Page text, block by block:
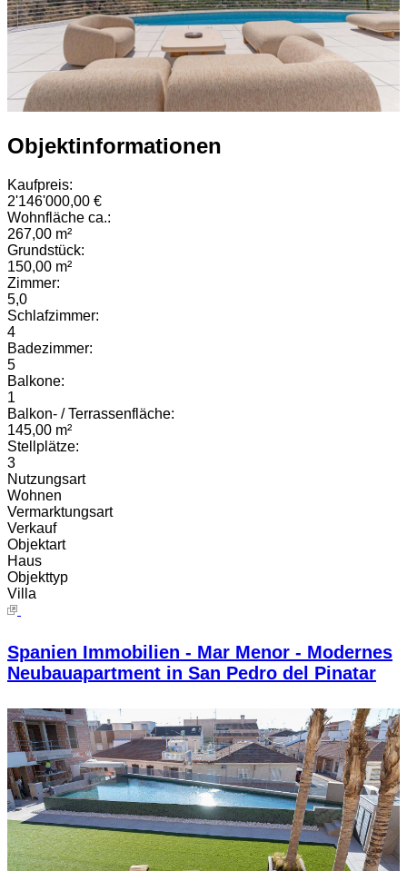
Objektinformationen
Kaufpreis:
2'146'000,00 €
Wohnfläche ca.:
267,00 m²
Grundstück:
150,00 m²
Zimmer:
5,0
Schlafzimmer:
4
Badezimmer:
5
Balkone:
1
Balkon- / Terrassenfläche:
145,00 m²
Stellplätze:
3
Nutzungsart
Wohnen
Vermarktungsart
Verkauf
Objektart
Haus
Objekttyp
Villa
Spanien Immobilien - Mar Menor - Modernes
Neubauapartment in San Pedro del Pinatar